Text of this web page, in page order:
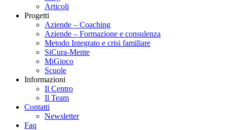
Articoli
Progetti
Aziende – Coaching
Aziende – Formazione e consulenza
Metodo Integrato e crisi familiare
SiCura-Mente
MiGioco
Scuole
Informazioni
Il Centro
Il Team
Contatti
Newsletter
Faq